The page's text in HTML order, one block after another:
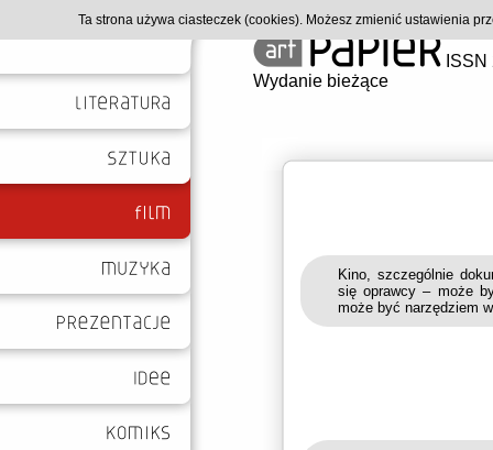
Wydanie bieżące
Kino, szczególnie
się oprawcy – może
może być narzędziem
Ta strona używa ciasteczek (cookies). Możesz zmienić ustawienia